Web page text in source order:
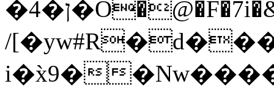
/
i�x̀9�